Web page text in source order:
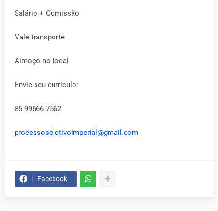
Salário + Comissão
Vale transporte
Almoço no local
Envie seu currículo:
85 99666-7562
processoseletivoimperial@gmail.com
Facebook